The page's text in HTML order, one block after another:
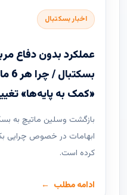
اخبار بسکتبال
عملکرد بدون دفاع
«کمک به پایه‌ها»
بازگشت وسلین ماتیچ به
ابهامات در خصوص چرایی
کرده است.
ادامه مطلب